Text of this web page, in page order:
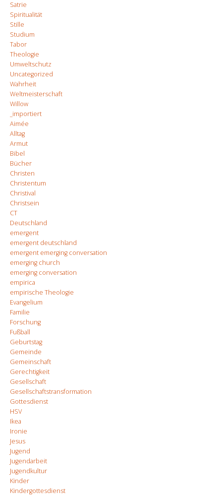
Satrie
Spiritualität
Stille
Studium
Tabor
Theologie
Umweltschutz
Uncategorized
Wahrheit
Weltmeisterschaft
Willow
_importiert
Aimée
Alltag
Armut
Bibel
Bücher
Christen
Christentum
Christival
Christsein
CT
Deutschland
emergent
emergent deutschland
emergent emerging conversation
emerging church
emerging conversation
empirica
empirische Theologie
Evangelium
Familie
Forschung
Fußball
Geburtstag
Gemeinde
Gemeinschaft
Gerechtigkeit
Gesellschaft
Gesellschaftstransformation
Gottesdienst
HSV
Ikea
Ironie
Jesus
Jugend
Jugendarbeit
Jugendkultur
Kinder
Kindergottesdienst